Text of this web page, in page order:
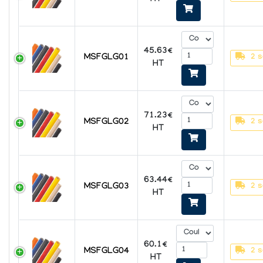
MSFGLG01
45.63€
HT
2
MSFGLG02
71.23€
HT
2
MSFGLG03
63.44€
HT
2
MSFGLG04
60.1€
HT
2